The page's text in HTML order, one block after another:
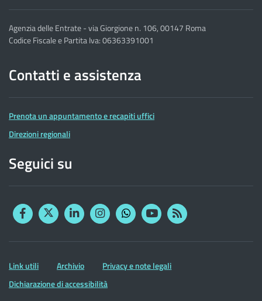
Agenzia delle Entrate - via Giorgione n. 106, 00147 Roma
Codice Fiscale e Partita Iva: 06363391001
Contatti e assistenza
Prenota un appuntamento e recapiti uffici
Direzioni regionali
Seguici su
FacebookTwitterLinkedinInstagram
YouTubeRSS
Altre
informazioni
Link utili Archivio
Privacy e note legali
Dichiarazione di accessibilità